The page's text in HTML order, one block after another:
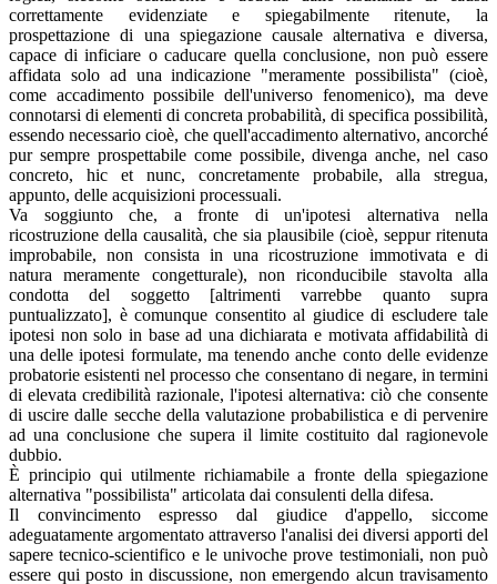
correttamente evidenziate e spiegabilmente ritenute, la
prospettazione di una spiegazione causale alternativa e diversa,
capace di inficiare o caducare quella conclusione, non può essere
affidata solo ad una indicazione "meramente possibilista" (cioè,
come accadimento possibile dell'universo fenomenico), ma deve
connotarsi di elementi di concreta probabilità, di specifica possibilità,
essendo necessario cioè, che quell'accadimento alternativo, ancorché
pur sempre prospettabile come possibile, divenga anche, nel caso
concreto, hic et nunc, concretamente probabile, alla stregua,
appunto, delle acquisizioni processuali.
Va soggiunto che, a fronte di un'ipotesi alternativa nella
ricostruzione della causalità, che sia plausibile (cioè, seppur ritenuta
improbabile, non consista in una ricostruzione immotivata e di
natura meramente congetturale), non riconducibile stavolta alla
condotta del soggetto [altrimenti varrebbe quanto supra
puntualizzato], è comunque consentito al giudice di escludere tale
ipotesi non solo in base ad una dichiarata e motivata affidabilità di
una delle ipotesi formulate, ma tenendo anche conto delle evidenze
probatorie esistenti nel processo che consentano di negare, in termini
di elevata credibilità razionale, l'ipotesi alternativa: ciò che consente
di uscire dalle secche della valutazione probabilistica e di pervenire
ad una conclusione che supera il limite costituito dal ragionevole
dubbio.
È principio qui utilmente richiamabile a fronte della spiegazione
alternativa "possibilista" articolata dai consulenti della difesa.
Il convincimento espresso dal giudice d'appello, siccome
adeguatamente argomentato attraverso l'analisi dei diversi apporti del
sapere tecnico-scientifico e le univoche prove testimoniali, non può
essere qui posto in discussione, non emergendo alcun travisamento